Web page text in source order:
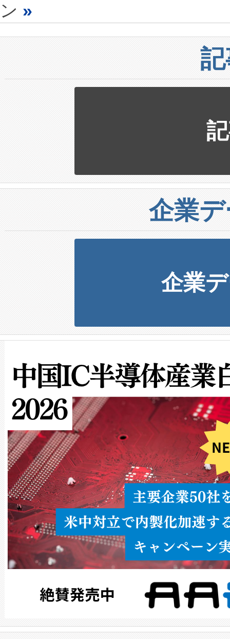
ン »
企業
企業